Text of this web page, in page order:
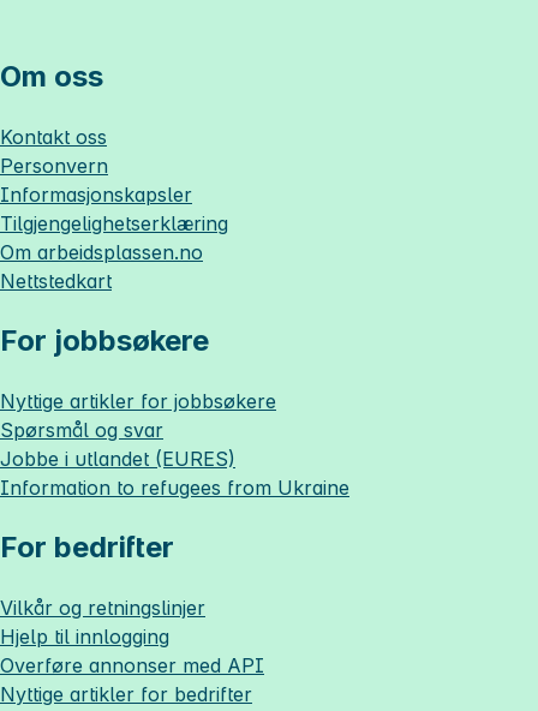
Om oss
Kontakt oss
Personvern
Informasjonskapsler
Tilgjengelighetserklæring
Om arbeidsplassen.no
Nettstedkart
For jobbsøkere
Nyttige artikler for jobbsøkere
Spørsmål og svar
Jobbe i utlandet (EURES)
Information to refugees from Ukraine
For bedrifter
Vilkår og retningslinjer
Hjelp til innlogging
Overføre annonser med API
Nyttige artikler for bedrifter